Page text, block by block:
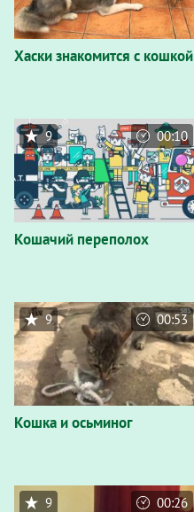
Хаски знакомится с кошкой
Кошачий переполох
9 00:10
Кошка и осьминог
9 00:53
9 00:26